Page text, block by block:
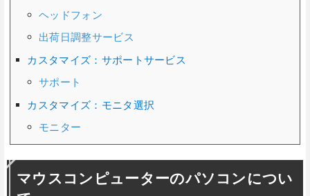
ヘッドフォン
出荷日調整サービス
カスタマイズ：サポートサービス
サポート
カスタマイズ：モニタ選択
モニター
マウスコンピューターのパソコンについ